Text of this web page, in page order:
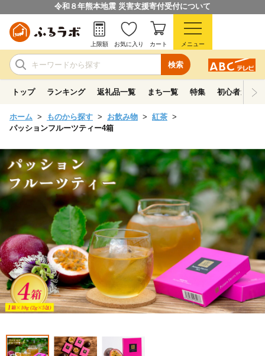
令和８年熊本地震 災害支援寄付受付について
検索
上限額 お気に入り カート メニュー
トップ ランキング 返礼品一覧 まち一覧 特集 初心者ガイド
ホーム ものから探す お飲み物
紅茶
パッションフルーツティー4箱